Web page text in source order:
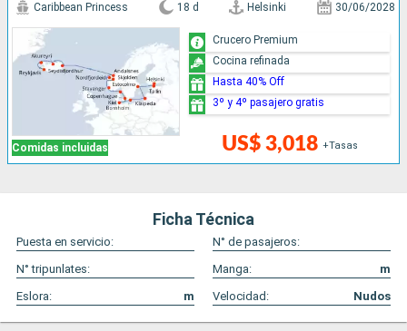
Comidas incluidas
Caribbean Princess 18 d Helsinki 30/06/2028
US$ 3,018 +Tasas
Crucero Premium
Cocina refinada
Hasta 40% Off
3º y 4º pasajero gratis
Ficha Técnica
Puesta en servicio:
N° de pasajeros:
N° tripunlates:
Manga:
m
Eslora:
m Velocidad: Nudos